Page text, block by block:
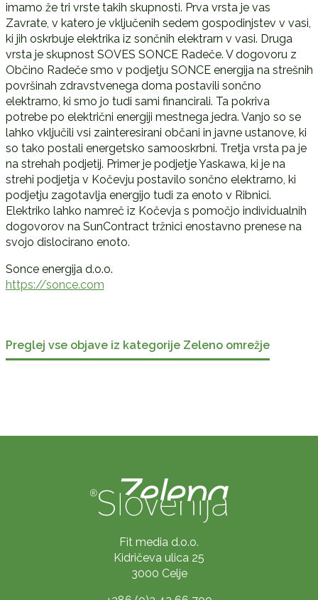
imamo že tri vrste takih skupnosti. Prva vrsta je vas
Zavrate, v katero je vključenih sedem gospodinjstev v vasi,
ki jih oskrbuje elektrika iz sončnih elektrarn v vasi. Druga
vrsta je skupnost SOVES SONCE Radeče. V dogovoru z
Občino Radeče smo v podjetju SONCE energija na strešnih
površinah zdravstvenega doma postavili sončno
elektrarno, ki smo jo tudi sami financirali. Ta pokriva
potrebe po električni energiji mestnega jedra. Vanjo so se
lahko vključili vsi zainteresirani občani in javne ustanove, ki
so tako postali energetsko samooskrbni. Tretja vrsta pa je
na strehah podjetij. Primer je podjetje Yaskawa, ki je na
strehi podjetja v Kočevju postavilo sončno elektrarno, ki
podjetju zagotavlja energijo tudi za enoto v Ribnici.
Elektriko lahko namreč iz Kočevja s pomočjo individualnih
dogovorov na SunContract tržnici enostavno prenese na
svojo dislocirano enoto.
Sonce energija d.o.o.
https://sonce.com
Preglej vse objave iz kategorije Zeleno omrežje
Fit media d.o.o.
Kidričeva ulica 25
3000 Celje